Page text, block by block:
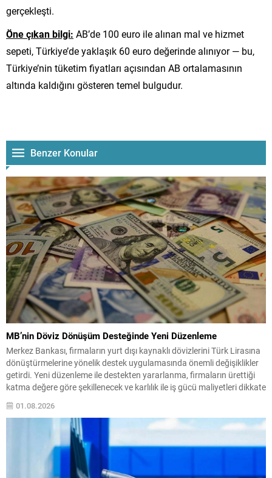
gerçekleşti.
Öne çıkan bilgi: AB’de 100 euro ile alınan mal ve hizmet
sepeti, Türkiye’de yaklaşık 60 euro değerinde alınıyor — bu,
Türkiye’nin tüketim fiyatları açısından AB ortalamasının
altında kaldığını gösteren temel bulgudur.
Benzer Konular
MB’nin Döviz Dönüşüm Desteğinde Yeni Düzenleme
Merkez Bankası, firmaların yurt dışı kaynaklı dövizlerini Türk Lirasına
dönüştürmelerine yönelik destek uygulamasında önemli değişiklikler
getirdi. Yeni düzenleme ile destekten yararlanma, firmaların ürettiği
katma değere göre şekillenecek ve karlılık ile iş gücü maliyetleri dikkate
değere dayalı limitlerini dolduran aracı ihracatçılar, katma değeri...
01.08.2026